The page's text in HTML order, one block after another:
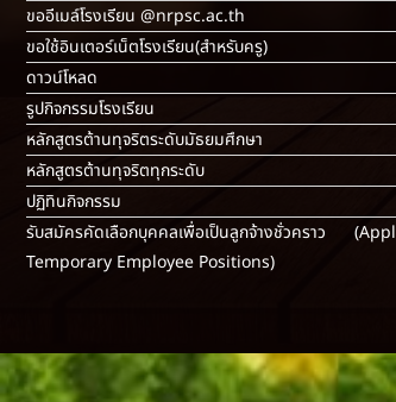
ขออีเมล์โรงเรียน @nrpsc.ac.th
ขอใช้อินเตอร์เน็ตโรงเรียน(สำหรับครู)
ดาวน์โหลด
รูปกิจกรรมโรงเรียน
หลักสูตรต้านทุจริตระดับมัธยมศึกษา
หลักสูตรต้านทุจริตทุกระดับ
ปฏิทินกิจกรรม
รับสมัครคัดเลือกบุคคลเพื่อเป็นลูกจ้างชั่วคราว
Temporary Employee Positions)